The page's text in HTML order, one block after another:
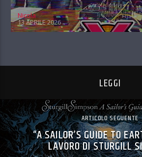
Nicola
13 APRILE 2026
LEGGI
ARTICOLO SEGUENTE
“A SAILOR’S GUIDE TO
LAVORO DI STURGILL